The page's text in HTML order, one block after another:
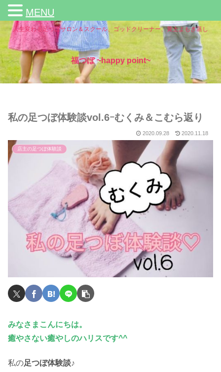
人生変わる足つぼサロン＆スクール、ゴッドクリーナー、黄土よもぎ蒸し
福つぼ ~happy point~
私の足つぼ体験談vol.6ｰむくみ＆こむら返り
2020.09.28 2020.11.18
店主の足つぼ体験談
みなさまこんにちは。
癒やさない癒やしのハリスです^^
私の足つぼ体験談♪
MENU